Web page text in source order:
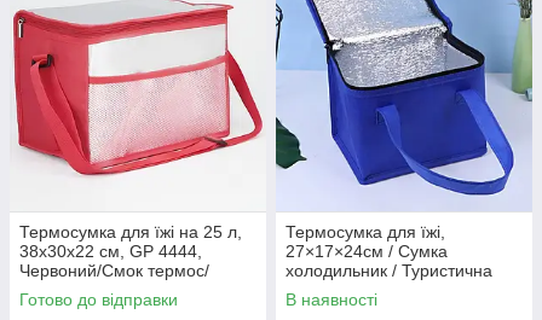
Термосумка для їжі на 25 л,
38x30x22 см, GP 4444,
Червоний/Смок термос/
Сумка холодильник/
Трмосумка для
Готово до відправки
Термосумка для їжі,
27×17×24см / Сумка
холодильник / Туристична
термосумка
В наявності